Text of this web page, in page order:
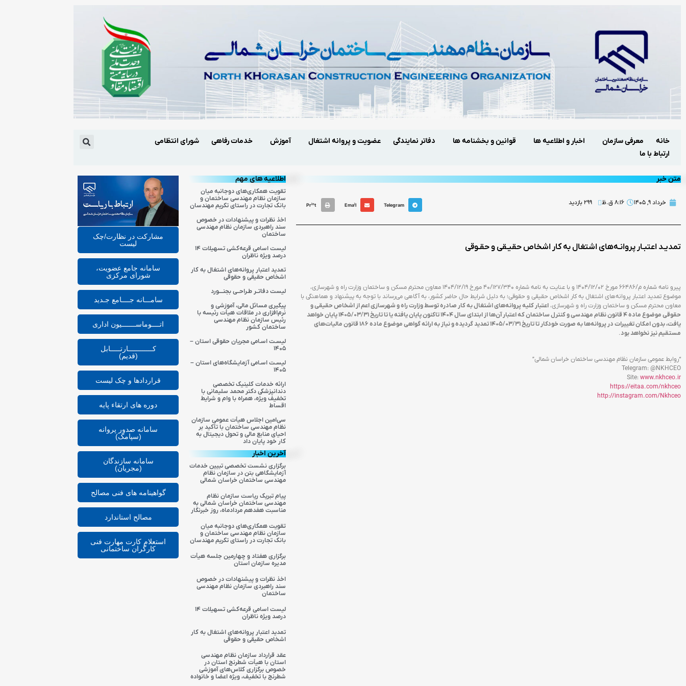
خانه معرفی سازمان اخبار و اطلاعیه ها قوانین و بخشنامه ها دفاتر نمایندگی عضویت و پروانه اشتغال آموزش خدمات رفاهی
شورای انتظامی
ارتباط با ما
متن خبر
خرداد ۹, ۱۴۰۵ ۸:۱۶ ق.ظ ۲۹۹ بازدید Telegram
Email
Print
تمدیـد اعتبـار پروانـه‌های اشتغال به کار اشخاص حقیـقی و حقـوقی
پیرو نامه شماره م/۶۶۴۸۶ مورخ ۱۴۰۴/۱۲/۰۲ و با عنایت به نامه شماره ۴۰/۱۲۷/۳۴۰ مورخ ۱۴۰۴/۱۲/۱۹ معاون محترم مسکن و ساختمان وزارت راه و شهرسازی،
موضوع تمدید اعتبار پروانه‌های اشتغال به کار اشخاص حقیقی و حقوقی؛ به دلیل شرایط حال حاضر کشور، به آگاهی می‌رساند با توجه به پیشنهاد و هماهنگی با
معاون محترم مسکن و ساختمان وزارت راه و شهرسازی،اعتبار کلیه پروانه‌های اشتغال به کار صادره توسط وزارت راه و شهرسازی اعم از اشخاص حقیقی و
حقوقی موضوع ماده ۴ قانون نظام مهندسی و کنترل ساختمان که اعتبار آن‌ها از ابتدای سال ۱۴۰۴ تاکنون پایان یافته یا تا تاریخ ۱۴۰۵/۰۳/۳۱ پایان خواهد
یافت، بدون امکان تغییرات در پروانه‌ها به صورت خودکار تا تاریخ ۱۴۰۵/۰۳/۳۱ تمدید گردیده و نیاز به ارائه گواهی موضوع ماده ۱۸۶ قانون مالیات‌های
مستقیم نیز نخواهد بود.
“روابط عمومی سازمان نظام مهندسی ساختمان خراسان شمالی”
Telegram: @NKHCEO
Site: www.nkhceo.ir
https://eitaa.com/nkhceo
http://instagram.com/Nkhceo
اطلاعیه های مهم
تقویت همکاری‌های دوجانبه میان
سازمان نظام مهندسی ساختمان و
بانک تجارت در راستای تکریم مهندسان
اخذ نظرات و پیشنهادات در خصوص
سند راهبردی سازمان نظام مهندسی
ساختمان
لیست اسامی قرعه‌کشی تسهیلات ۱۴
درصد ویژه ناظران
تمدید اعتبار پروانه‌های اشتغال به کار
اشخاص حقیقی و حقوقی
لیست دفاتــر طـراحــی بجنــــورد
پیگیری مسائل مالی، آموزشی و
نرم‌افزاری در ملاقات هیأت رئیسه با
رئیس سازمان نظام مهندسی
ساختمان کشور
لیسـت اسـامی مجریان حقوقی استان –
۱۴۰۵
لیسـت اسـامی آزمایشگاه‌های استان –
۱۴۰۵
ارائه خدمات کلینیک تخصصی
دندانپزشکی دکتر محمد سلیمانی با
تخفیف ویژه، همراه با وام و شرایط
اقساط
سی‌امین اجلاس هیأت عمومی سازمان
نظام مهندسی ساختمان با تأکید بر
احیای منابع مالی و تحول دیجیتال به
کار خود پایان داد
آخرین اخبار
برگزاری نشست تخصصی تبیین خدمات
آزمایشگاهی بتن در سازمان نظام
مهندسی ساختمان خراسان شمالی
پیام تبریک ریاست سازمان نظام
مهندسی ساختمان خراسان شمالی به
مناسبت هفدهم مردادماه، روز خبرنگار
تقویت همکاری‌های دوجانبه میان
سازمان نظام مهندسی ساختمان و
بانک تجارت در راستای تکریم مهندسان
برگزاری هفتاد و چهارمین جلسه هیأت
مدیره سازمان استان
اخذ نظرات و پیشنهادات در خصوص
سند راهبردی سازمان نظام مهندسی
ساختمان
لیست اسامی قرعه‌کشی تسهیلات ۱۴
درصد ویژه ناظران
تمدید اعتبار پروانه‌های اشتغال به کار
اشخاص حقیقی و حقوقی
عقد قرارداد سازمان نظام مهندسی
استان با هیأت شطرنج استان در
خصوص برگزاری کلاس‌های آموزشی
شطرنج با تخفیف، ویژه اعضا و خانواده
مشارکت در نظارت/چک
لیست
سامانه جامع عضویت،
شورای مرکزی
سامـــانه جــــامع جـدید
اتــــوماســـــــیون اداری
کــــــــــــارتـــــابل
(قدیم)
قراردادها و چک لیست
دوره های ارتقاء پایه
سامانه صدور پروانه
(سپامک)
سامانه سازندگان
(مجریان)
گواهینامه های فنی مصالح
مصالح استاندارد
استعلام کارت مهارت فنی
کارگران ساختمانی